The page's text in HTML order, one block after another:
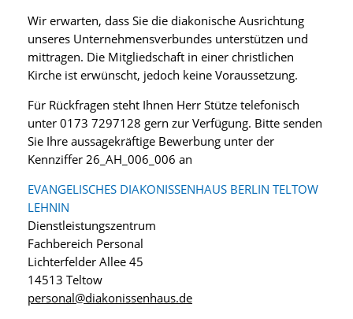
Wir erwarten, dass Sie die diakonische Ausrichtung
unseres Unternehmensverbundes unterstützen und
mittragen. Die Mitgliedschaft in einer christlichen
Kirche ist erwünscht, jedoch keine Voraussetzung.
Für Rückfragen steht Ihnen Herr Stütze telefonisch
unter 0173 7297128 gern zur Verfügung. Bitte senden
Sie Ihre aussagekräftige Bewerbung unter der
Kennziffer 26_AH_006_006 an
EVANGELISCHES DIAKONISSENHAUS BERLIN TELTOW
LEHNIN
Dienstleistungszentrum
Fachbereich Personal
Lichterfelder Allee 45
14513 Teltow
personal@diakonissenhaus.de